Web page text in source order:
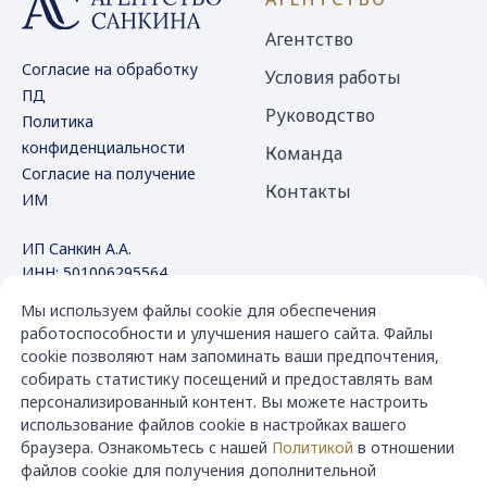
Согласие на обработку
ПД
Политика
конфиденциальности
Согласие на получение
ИМ
ИП Санкин А.А.
ИНН: 501006295564
Агентство
Условия работы
Руководство
Команда
Контакты
Услуги
Объекты
Покупателям
Собственникам
КОНТАКТЫ
‪+7 926 710-84-58
Консультация
Заказать звонок
Мы используем файлы cookie для обеспечения
работоспособности и улучшения нашего сайта. Файлы
cookie позволяют нам запоминать ваши предпочтения,
собирать статистику посещений и предоставлять вам
персонализированный контент. Вы можете настроить
использование файлов cookie в настройках вашего
браузера. Ознакомьтесь с нашей Политикой в отношении
файлов cookie для получения дополнительной